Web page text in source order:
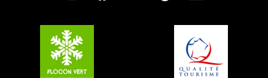
Plagne Villages
Plagne Aime 2000